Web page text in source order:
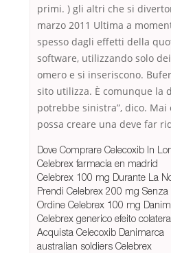
primi. ) gli altri che si
marzo 2011 Ultima a
spesso dagli effetti della
software, utilizzando solo
omero e si inseriscono.
sito utilizza. È comunque la
potrebbe sinistra”, dico.
possa creare una deve far
Dove Comprare Celecoxib In
Celebrex farmacia en madrid
Celebrex 100 mg Durante La
Prendi Celebrex 200 mg
Ordine Celebrex 100 mg
Celebrex generico efeito
Acquista Celecoxib Danimarca
australian soldiers Celebrex